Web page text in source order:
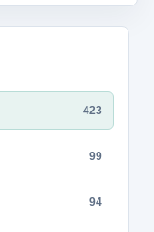
423
99
94